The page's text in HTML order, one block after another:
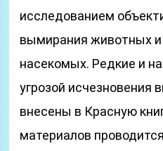
исследованием
вымирания животных и
насекомых. Редкие и
угрозой
внесены в Красную
материалов